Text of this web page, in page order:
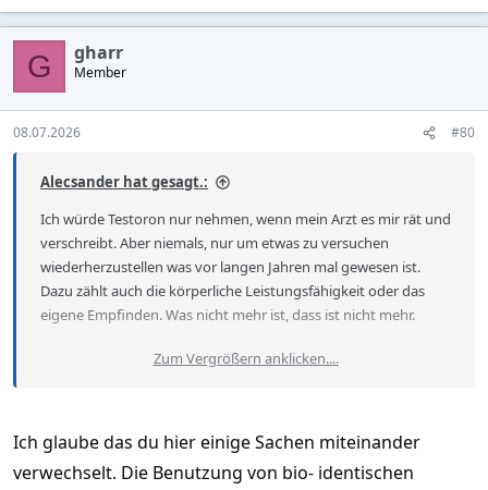
a
c
o
n
s
G gharr
Member
08.07.2026 #80
Alecsander hat gesagt.:
Ich würde Testoron nur nehmen, wenn mein Arzt es mir rät und
verschreibt. Aber niemals, nur um etwas zu versuchen
wiederherzustellen was vor langen Jahren mal gewesen ist.
Dazu zählt auch die körperliche Leistungsfähigkeit oder das
eigene Empfinden. Was nicht mehr ist, dass ist nicht mehr.
Wenn ich abends um 22 Uhr müde bin, dann bin ich müde und
die Woche, dann habe ich keine Lust und gehe alleine schlafen
und träume etwas schönes.
Zum Vergrößern anklicken....
Ich glaube das du hier einige Sachen miteinander
verwechselt. Die Benutzung von bio- identischen